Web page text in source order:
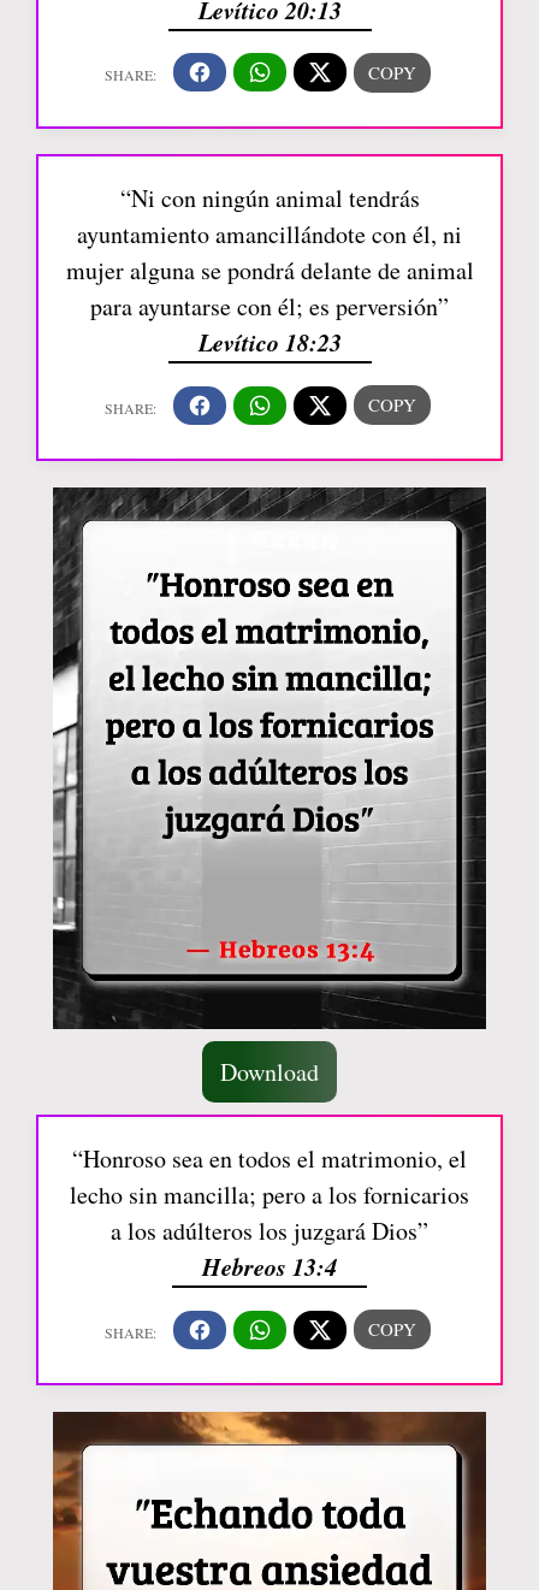
Levítico 20:13
“Ni con ningún animal tendrás
ayuntamiento amancillándote con él, ni
mujer alguna se pondrá delante de animal
para ayuntarse con él; es perversión”
Levítico 18:23
Download
“Honroso sea en todos el matrimonio, el
lecho sin mancilla; pero a los fornicarios
a los adúlteros los juzgará Dios”
Hebreos 13:4